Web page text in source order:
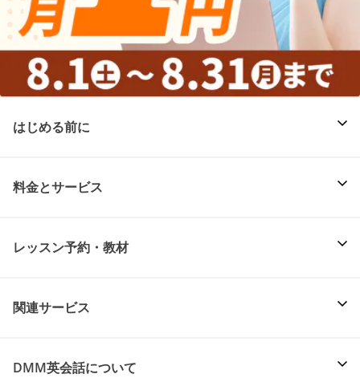
はじめる前に
料金とサービス
レッスン予約・教材
関連サービス
DMM英会話について